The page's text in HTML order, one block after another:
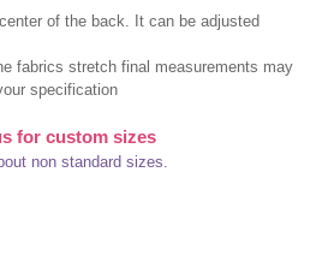
of the back. It can be adjusted
fabrics stretch final measurements may
specification
for custom sizes
non standard sizes.